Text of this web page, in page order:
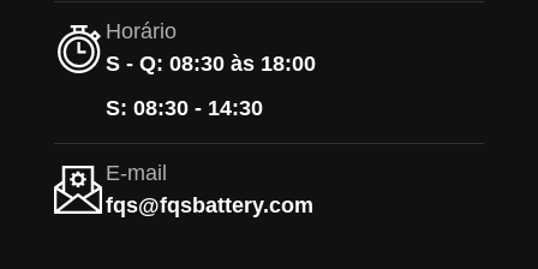
Horário
S - Q: 08:30 às 18:00
S: 08:30 - 14:30
E-mail
fqs@fqsbattery.com